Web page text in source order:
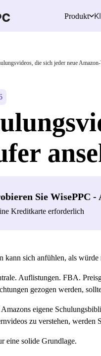
Produkt
die sich jeder neue
Sie WisePPC
Kreditkarte erforderlich
kann sich anfühlen, als
Auflistungen. FBA.
gezogen werden,
eigene
zu verstehen,
eine solide Grundlage.